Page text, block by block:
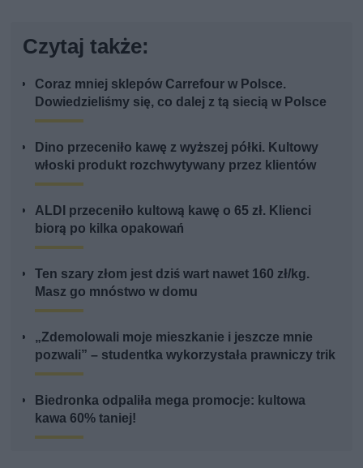
Czytaj także:
Coraz mniej sklepów Carrefour w Polsce.
Dowiedzieliśmy się, co dalej z tą siecią w Polsce
Dino przeceniło kawę z wyższej półki. Kultowy
włoski produkt rozchwytywany przez klientów
ALDI przeceniło kultową kawę o 65 zł. Klienci
biorą po kilka opakowań
Ten szary złom jest dziś wart nawet 160 zł/kg.
Masz go mnóstwo w domu
„Zdemolowali moje mieszkanie i jeszcze mnie
pozwali” – studentka wykorzystała prawniczy trik
Biedronka odpaliła mega promocje: kultowa
kawa 60% taniej!